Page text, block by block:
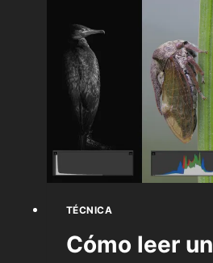
TÉCNICA
Cómo leer un